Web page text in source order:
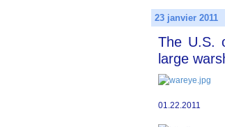
23 janvier 2011
The U.S.
large
01.22.2011